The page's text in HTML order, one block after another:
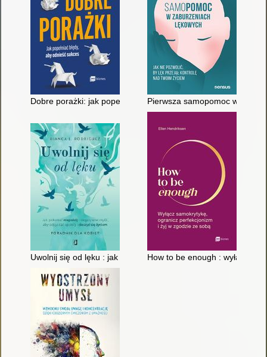
Dobre porażki: jak popełniać błędy, aby odnieść sukces
Pierwsza samopomoc w
Uwolnij się od lęku : jak pokonać niepokój i negatywne myśli,
How to be enough : wyłącz